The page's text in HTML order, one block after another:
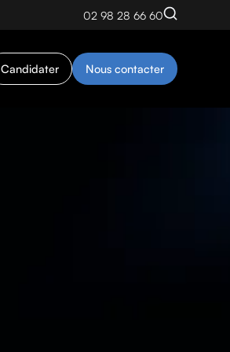
02 98 28 66 60
Candidater Nous contacter